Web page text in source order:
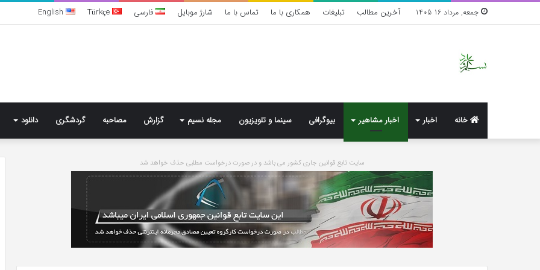
جمعه, مرداد 16 1405 آخرین مطالب تبلیغات همکاری با ما تماس با ما شارژ موبایل فارسی Türkçe
English
خانه اخبار اخبار مشاهیر بیوگرافی سینما و تلویزیون مجله نسیم گزارش مصاحبه گردشگری دانلود
سایت تابع قوانین جاری کشور می باشد و در صورت درخواست مطلبی حذف خواهد شد
واکنش
تند
ارکن
به
شایعه‌های
1 هفته پیش
سندرم
پرادر-
ویلی
چگونه
انجام
5 روز پیش